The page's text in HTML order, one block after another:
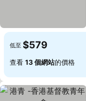
低至 $579
查看 13 個網站的價格